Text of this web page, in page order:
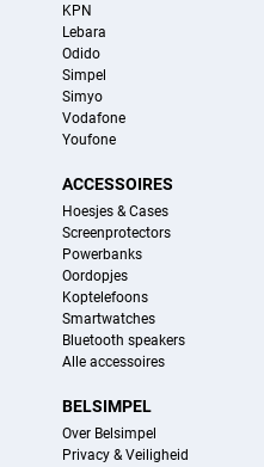
KPN
Lebara
Odido
Simpel
Simyo
Vodafone
Youfone
ACCESSOIRES
Hoesjes & Cases
Screenprotectors
Powerbanks
Oordopjes
Koptelefoons
Smartwatches
Bluetooth speakers
Alle accessoires
BELSIMPEL
Over Belsimpel
Privacy & Veiligheid